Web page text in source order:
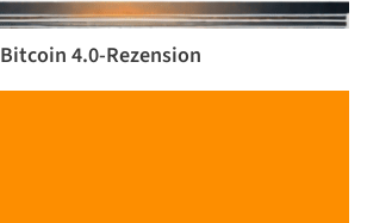
Bitcoin 4.0-Rezension